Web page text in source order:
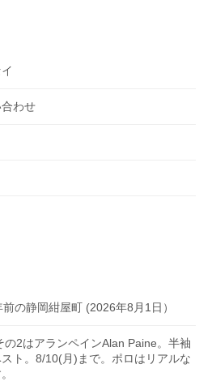
わせ
の静岡紺屋町 (2026年8月1日）
2はアランペインAlan Paine。半袖
ト。8/10(月)まで。ポロはリアルな